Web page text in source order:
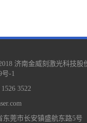
济南金威刻激光科技股
号-1
3522
东莞市长安镇盛航东路5号